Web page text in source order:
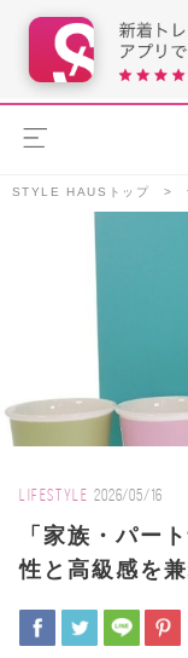
STYLE HAUSトップ
LIFESTYLE 2026/05/16
「家族・パー
性と高級感を